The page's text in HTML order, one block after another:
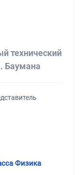
технический
Баумана
Физика